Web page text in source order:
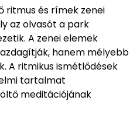
ritmus és rímek zenei
az olvasót a park
A zenei elemek
hanem mélyebb
A ritmikus ismétlődések
tartalmat
meditációjának